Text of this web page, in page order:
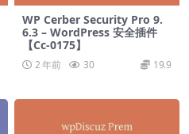
WP Cerber Security Pro 9.
6.3 – WordPress 安全插件
【Cc-0175】
2 年前 30 19.9